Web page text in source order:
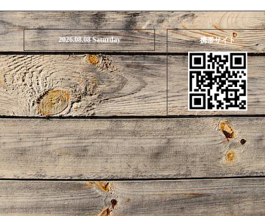
2026.08.08 Saturday 携帯サイト